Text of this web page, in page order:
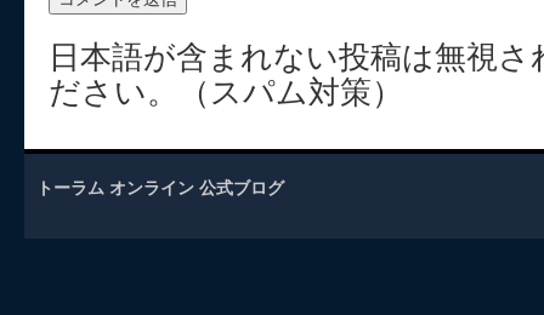
日本語が含まれない投稿は無視
ださい。（スパム対策）
トーラム オンライン 公式ブログ